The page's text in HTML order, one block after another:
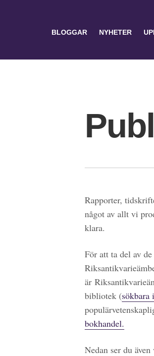
BLOGGAR NYHETER
Rapporter,
något av allt vi
klara.
För att ta del av
är
bibliotek (
bokhandel.
Nedan ser du